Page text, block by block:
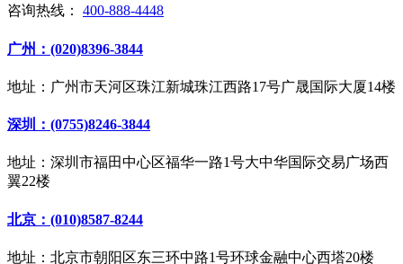
咨询热线： 400-888-4448
广州：(020)8396-3844
地址：广州市天河区珠江新城珠江西路17号广晟国际大厦14楼
深圳：(0755)8246-3844
地址：深圳市福田中心区福华一路1号大中华国际交易广场西
翼22楼
北京：(010)8587-8244
地址：北京市朝阳区东三环中路1号环球金融中心西塔20楼